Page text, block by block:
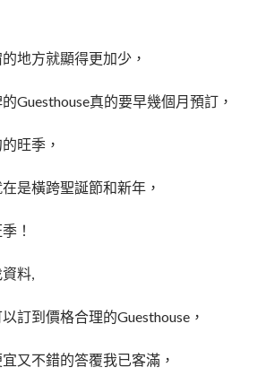
地方就顯得更加少，
Guesthouse真的要早幾個月預訂，
旺季，
是橫跨聖誕節和新年，
！
料,
訂到價格合理的Guesthouse，
又不錯的答覆我已客滿，